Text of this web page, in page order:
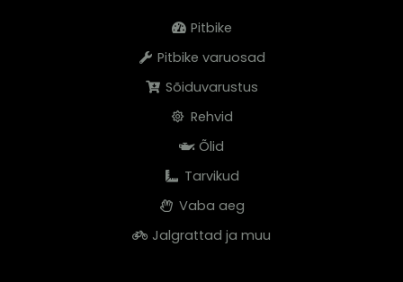
Pitbike
Pitbike varuosad
Sõiduvarustus
Rehvid
Õlid
Tarvikud
Vaba aeg
Jalgrattad ja muu